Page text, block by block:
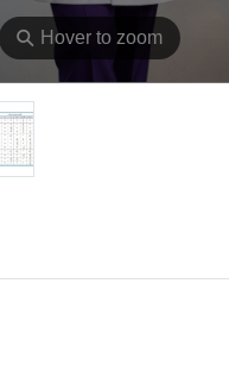
⚲ Hover to zoom